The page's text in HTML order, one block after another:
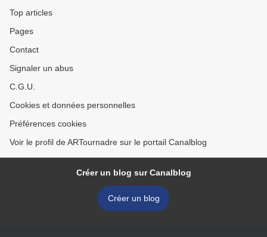
Top articles
Pages
Contact
Signaler un abus
C.G.U.
Cookies et données personnelles
Préférences cookies
Voir le profil de ARTournadre sur le portail Canalblog
Créer un blog sur Canalblog
Créer un blog